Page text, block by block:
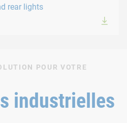
rear lights
POUR VOTRE
industrielles